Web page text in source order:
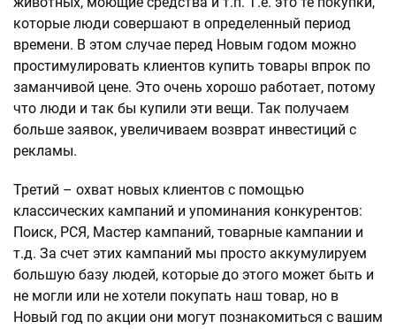
которые люди совершают в определенный период
времени. В этом случае перед Новым годом можно
простимулировать клиентов купить товары впрок по
заманчивой цене. Это очень хорошо работает, потому
что люди и так бы купили эти вещи. Так получаем
больше заявок, увеличиваем возврат инвестиций с
рекламы.
Третий – охват новых клиентов с помощью
классических кампаний и упоминания конкурентов:
Поиск, РСЯ, Мастер кампаний, товарные кампании и
т.д. За счет этих кампаний мы просто аккумулируем
большую базу людей, которые до этого может быть и
не могли или не хотели покупать наш товар, но в
Новый год по акции они могут познакомиться с вашим